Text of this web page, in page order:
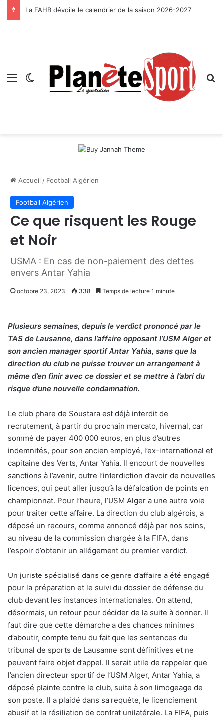
La FAHB dévoile le calendrier de la saison 2026-2027
Menu Switch skin
Accueil / Football Algérien
Football Algérien
Ce que risquent les Rouge
et Noir
USMA : En cas de non-paiement des dettes
envers Antar Yahia
octobre 23, 2023 338 Temps de lecture 1 minute
Plusieurs semaines, depuis le verdict prononcé par le
TAS de Lausanne, dans l’affaire opposant l’USM Alger et
son ancien manager sportif Antar Yahia, sans que la
direction du club ne puisse trouver un arrangement à
même d’en finir avec ce dossier et se mettre à l’abri du
risque d’une nouvelle condamnation.
Le club phare de Soustara est déjà interdit de
recrutement, à partir du prochain mercato, hivernal, car
sommé de payer 400 000 euros, en plus d’autres
indemnités, pour son ancien employé, l’ex-international et
capitaine des Verts, Antar Yahia. Il encourt de nouvelles
sanctions à l’avenir, outre l’interdiction d’avoir de nouvelles
licences, qui peut aller jusqu’à la défalcation de points en
championnat. Pour l’heure, l’USM Alger a une autre voie
pour traiter cette affaire. La direction du club algérois, a
déposé un recours, comme annoncé déjà par nos soins,
au niveau de la commission chargée à la FIFA, dans
l’espoir d’obtenir un allégement du premier verdict.
Un juriste spécialisé dans ce genre d’affaire a été engagé
pour la préparation et le suivi du dossier de défense du
club devant les instances internationales. On attend,
désormais, un retour pour décider de la suite à donner. Il
faut dire que cette démarche a des chances minimes
d’aboutir, compte tenu du fait que les sentences du
tribunal de sports de Lausanne sont définitives et ne
peuvent faire objet d’appel. Il serait utile de rappeler que
l’ancien directeur sportif de l’USM Alger, Antar Yahia, a
déposé plainte contre le club, suite à son limogeage de
son poste. Il a plaidé dans sa requête, le licenciement
abusif et la résiliation de contrat unilatérale. La FIFA, puis